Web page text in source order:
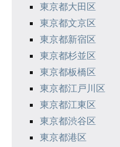
東京都大田区
東京都文京区
東京都新宿区
東京都杉並区
東京都板橋区
東京都江戸川区
東京都江東区
東京都渋谷区
東京都港区